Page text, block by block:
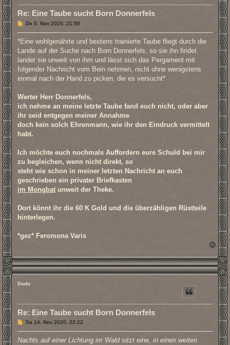
Re: Eine Taube sucht Born Donnerfels
B
t
a
g
Do 5. Nov 2020, 21:56
*Eine wohlgenährte und bestens trainierte Taube fliegt durch die
Lande auf der Suche nach Born Donnerfels, so sie ihn findet
landet sie unweit von ihm und lässt sich das Pergament mit
folgender Nachricht vom Bein nehmen, nicht ohne wenigstens
einmal nach der Hand zu picken, die es versucht*
Werter Herr Donnerfels,
ich nehme an meine letzte Taube fand euch nicht, oder aber
ihr seid entgegen meiner Annahme
doch kein solch Ehrenmann, wie ihr den Eindruck vermittelt
habt.
Ich möchte euch nochmals Auffordern eure Schuld bei mir
zu begleichen, wenn nicht direkt, so
steht wie schon in meiner letzten Nachricht an euch
geschrieben ein privater Briefkasten
im Mongbat unweit der Theke.
Dort könnt ihr die 60 K Gold und die überzähligen Rüstteile
hinterlegen.
*gez* Feromona Varis
N
a
c
h
o
b
e
n
Dodo
Re: Eine Taube sucht Born Donnerfels
B
t
Sa 14. Nov 2020, 22:22
Nachts auf einer Lichtung im Wald sitzt eine, in einen weiten